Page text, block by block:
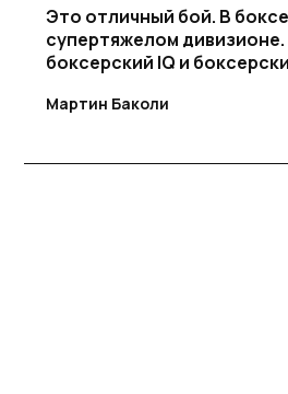
Это отличный бой. В
супертяжелом
боксерский IQ и
Мартин Баколи